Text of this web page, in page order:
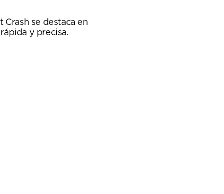
Crash se destaca en
y precisa.